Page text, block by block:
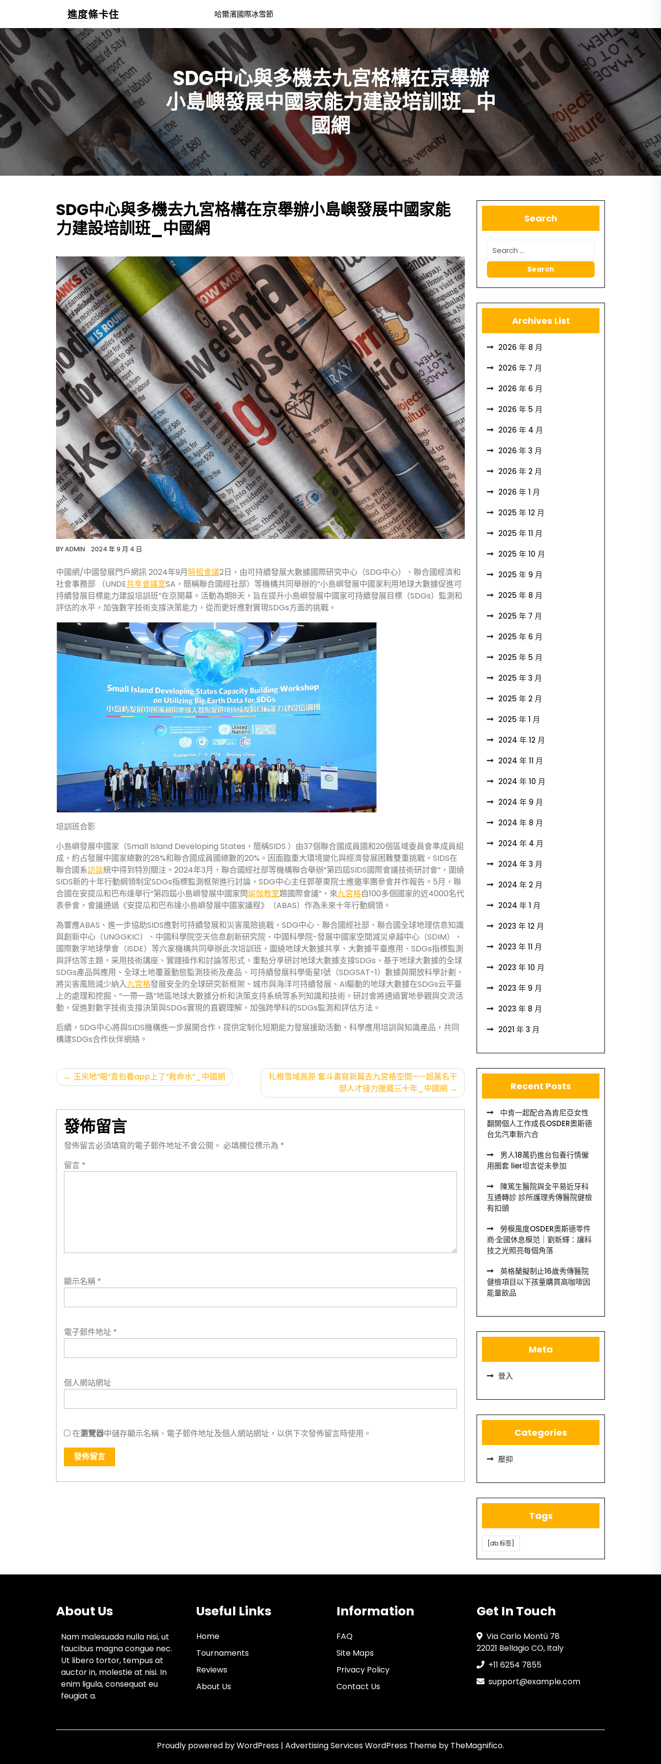
content
進度條卡住 哈爾濱國際冰雪節
SDG中心與多機去九宮格構在京舉辦
小島嶼發展中國家能力建設培訓班_中
國網
SDG中心與多機去九宮格構在京舉辦小島嶼發展中國家能
力建設培訓班_中國網
BYADMIN 2024 年 9 月 4 日
中國網/中國發展門戶網訊 2024年9月時租會議2日，由可持續發展大數據國際研究中心（SDG中心）、聯合國經濟和
社會事務部 （UNDE共享會議室SA，簡稱聯合國經社部）等機構共同舉辦的“小島嶼發展中國家利用地球大數據促進可
持續發展目標能力建設培訓班”在京開幕。活動為期8天，旨在提升小島嶼發展中國家可持續發展目標（SDGs）監測和
評估的水平，加強數字技術支撐決策能力，從而更好應對實現SDGs方面的挑戰。
培訓班合影
小島嶼發展中國家（Small Island Developing States，簡稱SIDS ）由37個聯合國成員國和20個區域委員會準成員組
成，約占發展中國家總數的28%和聯合國成員國總數的20%。因面臨重大環境變化與經濟發展困難雙重挑戰，SIDS在
聯合國系訪談統中得到特別關注。2024年3月，聯合國經社部等機構聯合舉辦“第四屆SIDS國際會議技術研討會”，圍繞
SIDS新的十年行動綱領制定SDGs指標監測框架進行討論，SDG中心主任郭華東院士應邀率團參會并作報告。5月，聯
合國在安提瓜和巴布達舉行“第四屆小島嶼發展中國家問瑜伽教室題國際會議”，來九宮格自100多個國家的近4000名代
表參會，會議通過《安提瓜和巴布達小島嶼發展中國家議程》（ABAS）作為未來十年行動綱領。
為響應ABAS、進一步協助SIDS應對可持續發展和災害風險挑戰，SDG中心、聯合國經社部、聯合國全球地理信息知識
與創新中心（UNGGKIC）、中國科學院空天信息創新研究院、中國科學院-發展中國家空間減災卓越中心（SDIM）、
國際數字地球學會（ISDE）等六家機構共同舉辦此次培訓班，圍繞地球大數據共享、大數據平臺應用、SDGs指標監測
與評估等主題，采用技術講座、實踐操作和討論等形式，重點分享研討地球大數據支撐SDGs、基于地球大數據的全球
SDGs產品與應用、全球土地覆蓋動態監測技術及產品、可持續發展科學衛星1號（SDGSAT-1）數據與開放科學計劃、
將災害風險減少納入九宮格發展安全的全球研究新框架、城市與海洋可持續發展、AI驅動的地球大數據在SDGs云平臺
上的處理和挖掘、“一帶一路”地區地球大數據分析和決策支持系統等系列知識和技術。研討會將通過實地參觀與交流活
動，促進對數字技術支撐決策與SDGs實現的直觀理解，加強跨學科的SDGs監測和評估方法。
后續，SDG中心將與SIDS機構進一步展開合作，提供定制化短期能力發展援助活動、科學應用培訓與知識產品，共同
構建SDGs合作伙伴網絡。
文
導
覽
玉米地“喝”查包養app上了“救命水”_中國網
扎根雪域高原 奮斗書寫新篇去九宮格空間——超萬名干
部人才接力援藏三十年_中國網
發佈留言
發佈留言必須填寫的電子郵件地址不會公開。 必填欄位標示為 *
留言 *
顯示名稱 *
電子郵件地址 *
個人網站網址
在瀏覽器中儲存顯示名稱、電子郵件地址及個人網站網址，以供下次發佈留言時使用。
Search
Archives List
2026 年 8 月
2026 年 7 月
2026 年 6 月
2026 年 5 月
2026 年 4 月
2026 年 3 月
2026 年 2 月
2026 年 1 月
2025 年 12 月
2025 年 11 月
2025 年 10 月
2025 年 9 月
2025 年 8 月
2025 年 7 月
2025 年 6 月
2025 年 5 月
2025 年 3 月
2025 年 2 月
2025 年 1 月
2024 年 12 月
2024 年 11 月
2024 年 10 月
2024 年 9 月
2024 年 8 月
2024 年 4 月
2024 年 3 月
2024 年 2 月
2024 年 1 月
2023 年 12 月
2023 年 11 月
2023 年 10 月
2023 年 9 月
2023 年 8 月
2021 年 3 月
Recent Posts
中肯一起配合為肯尼亞女性
翻開個人工作成長OSDER奧斯德
台北汽車新六合
男人18萬扔進台包養行情僱
用圈套 lier坦言從未參加
陳篤生醫院與全平易近牙科
互通轉診 診所護理秀傳醫院健檢
有扣頭
勞模風度OSDER奧斯德零件
商·全國休息模范｜劉新輝：讓科
技之光照亮每個角落
英格蘭擬制止16歲秀傳醫院
健檢項目以下孩童購買高咖啡因
能量飲品
Meta
登入
Categories
壓抑
Tags
[db:标签]
About Us
Nam malesuada nulla nisi, ut
faucibus magna congue nec.
Ut libero tortor, tempus at
auctor in, molestie at nisi. In
enim ligula, consequat eu
feugiat a.
Useful Links
Home
Tournaments
Reviews
About Us
Information
FAQ
Site Maps
Privacy Policy
Contact Us
Get In Touch
Via Carlo Montù 78
22021 Bellagio CO, Italy
+11 6254 7855
support@example.com
Proudly powered by WordPress | Advertising Services WordPress Theme by TheMagnifico.